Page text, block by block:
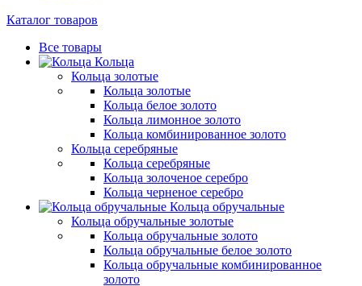
Каталог товаров
Все товары
Кольца
Кольца золотые
Кольца золотые
Кольца белое золото
Кольца лимонное золото
Кольца комбинированное золото
Кольца серебряные
Кольца серебряные
Кольца золоченое серебро
Кольца черненое серебро
Кольца обручальные
Кольца обручальные золотые
Кольца обручальные золото
Кольца обручальные белое золото
Кольца обручальные комбинированное
золото